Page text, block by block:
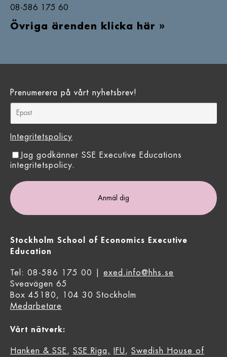
08-586 175 60
Övriga ärenden klicka här »
Prenumerera på vårt nyhetsbrev!
Integritetspolicy
Jag godkänner SSE Executive Educations
integritetspolicy.
Stockholm School of Economics Executive
Education
Tel: 08-586 175 00 | exed.info@hhs.se
Sveavägen 65
Box 45180, 104 30 Stockholm
Medarbetare
Vårt nätverk:
Hanken & SSE , SSE Riga, IFU , Swedish House of